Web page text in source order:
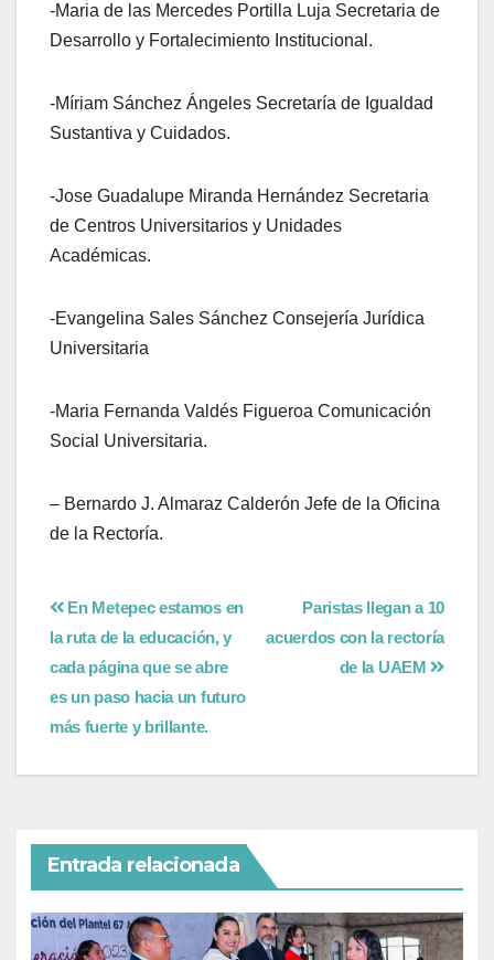
-Maria de las Mercedes Portilla Luja Secretaria de
Desarrollo y Fortalecimiento Institucional.
-Míriam Sánchez Ángeles Secretaría de Igualdad
Sustantiva y Cuidados.
-Jose Guadalupe Miranda Hernández Secretaria
de Centros Universitarios y Unidades
Académicas.
-Evangelina Sales Sánchez Consejería Jurídica
Universitaria
-Maria Fernanda Valdés Figueroa Comunicación
Social Universitaria.
– Bernardo J. Almaraz Calderón Jefe de la Oficina
de la Rectoría.
Paristas llegan a 10
acuerdos con la rectoría
de la UAEM
En Metepec estamos en
la ruta de la educación, y
cada página que se abre
es un paso hacia un futuro
más fuerte y brillante.
Entrada relacionada